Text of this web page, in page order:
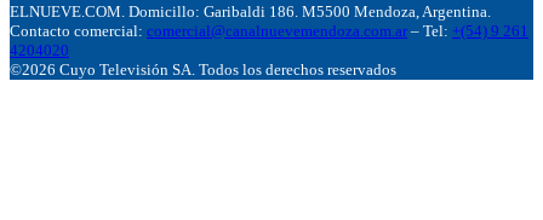
ELNUEVE.COM. Domicillo: Garibaldi 186. M5500 Mendoza, Argentina.
Contacto comercial: comercial@canalnuevemendoza.com.ar – Tel: +(54) 9 261
4204020
©2026 Cuyo Televisión SA. Todos los derechos reservados